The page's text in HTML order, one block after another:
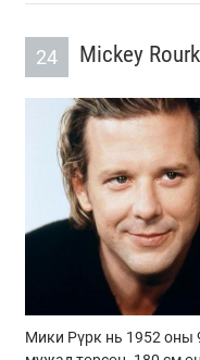
24 Mickey
Мики Рүрк нь 1952